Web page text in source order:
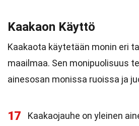
Kaakaon Käyttö
Kaakaota käytetään monin eri
maailmaa. Sen monipuolisuus
ainesosan monissa ruoissa ja
17
Kaakaojauhe on yleinen